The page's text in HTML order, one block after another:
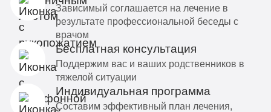
Зависимый соглашается на лечение в
результате профессиональной беседы с
врачом
Бесплатная консультация
Поддержим вас и ваших родственников в
тяжелой ситуации
Индивидуальная программа
Составим эффективный план лечения,